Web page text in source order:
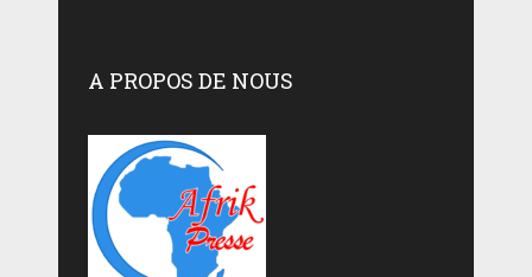
A PROPOS DE NOUS